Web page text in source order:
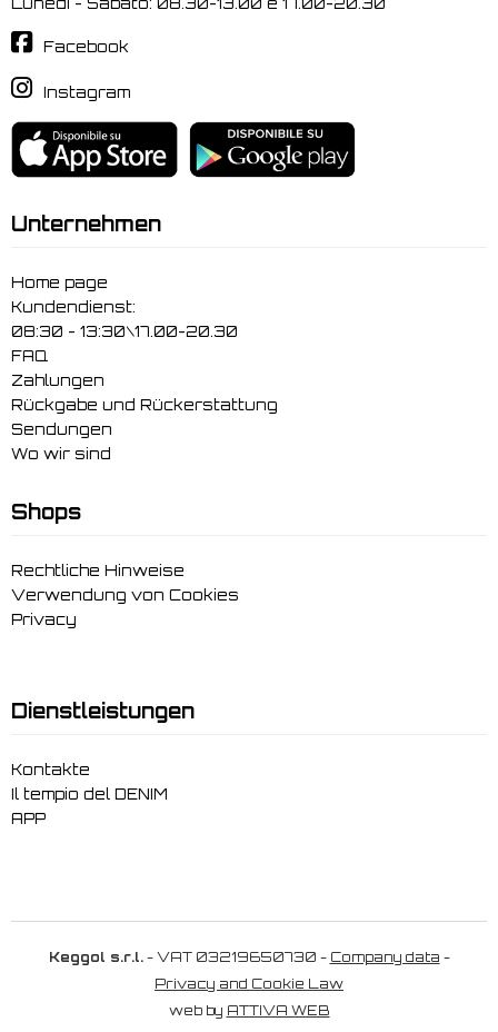
Facebook
Instagram
Unternehmen
Home page
Kundendienst:
08:30 - 13:30\17.00-20.30
FAQ
Zahlungen
Rückgabe und Rückerstattung
Sendungen
Wo wir sind
Shops
Rechtliche Hinweise
Verwendung von Cookies
Privacy
Dienstleistungen
Kontakte
Il tempio del DENIM
APP
Keggol s.r.l.- VAT 03219650730 - Company data -
Privacy and Cookie Law
web by ATTIVA WEB